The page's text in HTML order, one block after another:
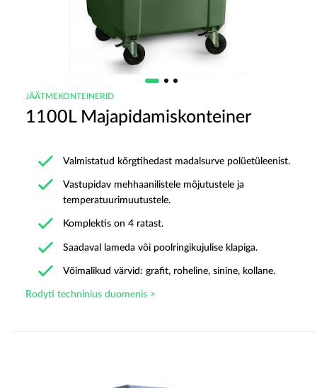
JÄÄTMEKONTEINERID
1100L Majapidamiskonteiner
Valmistatud kõrgtihedast madalsurve polüetüleenist.
Vastupidav mehhaanilistele mõjutustele ja
temperatuurimuutustele.
Komplektis on 4 ratast.
Saadaval lameda või poolringikujulise klapiga.
Võimalikud värvid: grafit, roheline, sinine, kollane.
Rodyti techninius duomenis >